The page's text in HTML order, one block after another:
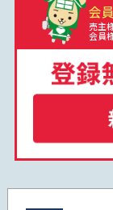
会
売主
会員